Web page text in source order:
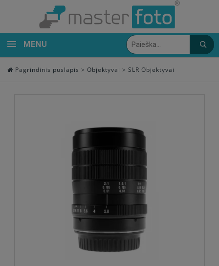
MENU
Pagrindinis puslapis > Objektyvai > SLR Objektyvai